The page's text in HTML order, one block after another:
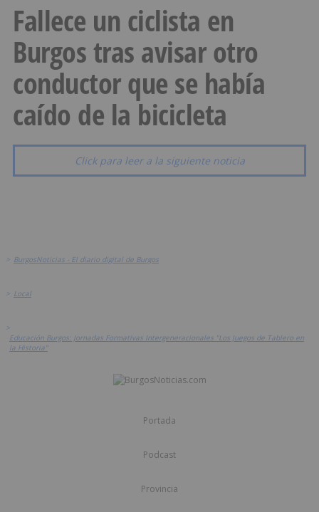
Fallece un ciclista en
Burgos tras avisar otro
conductor que se había
caído de la bicicleta
Click para leer a la siguiente noticia
> BurgosNoticias - El diario digital de Burgos
> Local
>
Educación Burgos: Jornadas Formativas Intergeneracionales "Los Juegos de Tablero en
la Historia"
Portada
Podcast
Provincia